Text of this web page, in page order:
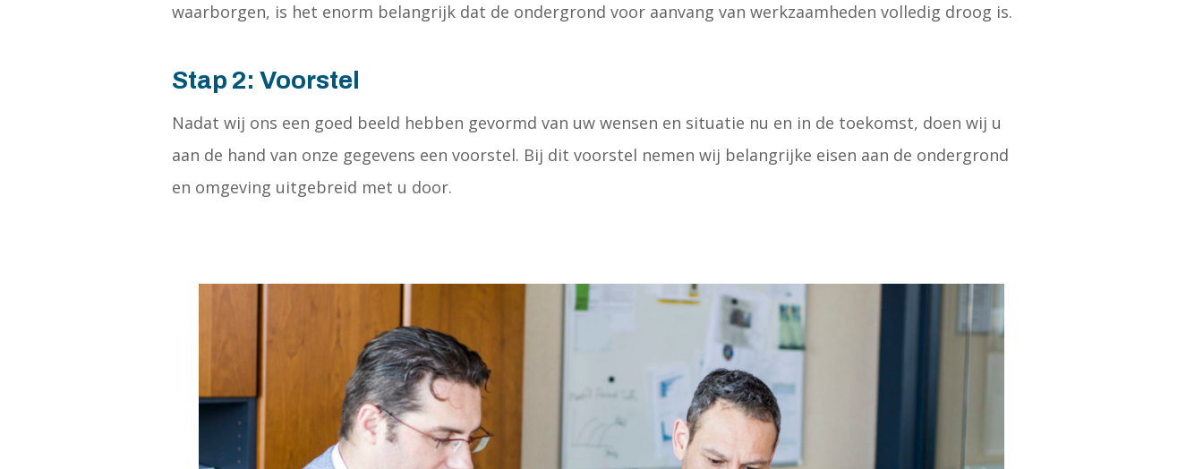
waarborgen, is het enorm belangrijk dat de ondergrond voor aanvang van werkzaamheden volledig droog is.
Stap 2: Voorstel
Nadat wij ons een goed beeld hebben gevormd van uw wensen en situatie nu en in de toekomst, doen wij u
aan de hand van onze gegevens een voorstel. Bij dit voorstel nemen wij belangrijke eisen aan de ondergrond
en omgeving uitgebreid met u door.